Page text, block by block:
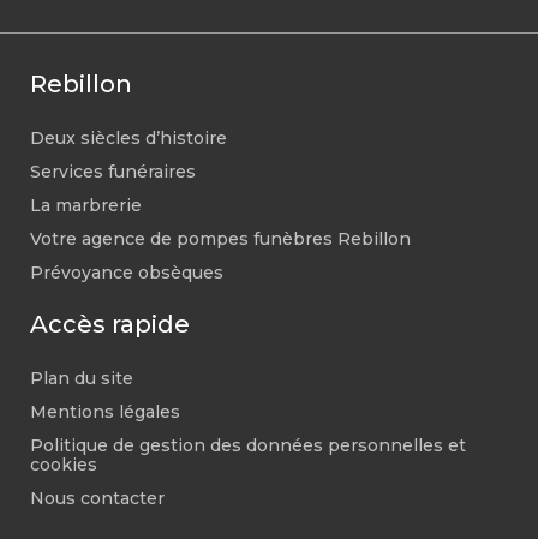
Rebillon
Deux siècles d’histoire
Services funéraires
La marbrerie
Votre agence de pompes funèbres Rebillon
Prévoyance obsèques
Accès rapide
Plan du site
Mentions légales
Politique de gestion des données personnelles et
cookies
Nous contacter